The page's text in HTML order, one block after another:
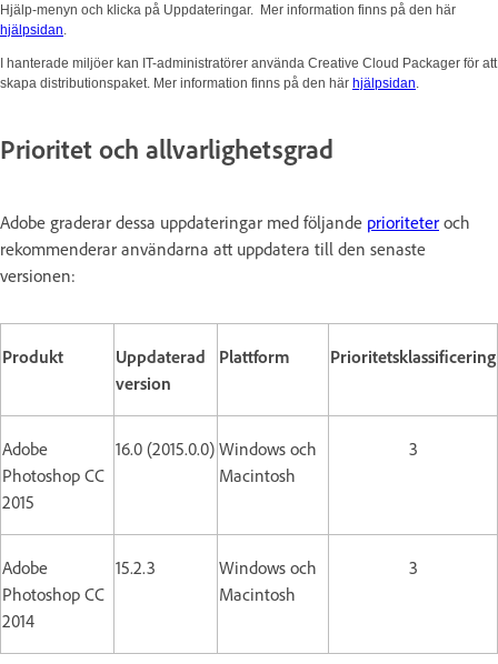
Hjälp-menyn och klicka på Uppdateringar. Mer information finns på den här
hjälpsidan.
I hanterade miljöer kan IT-administratörer använda Creative Cloud Packager för att
skapa distributionspaket. Mer information finns på den här hjälpsidan.
Prioritet och allvarlighetsgrad
Adobe graderar dessa uppdateringar med följande prioriteter och
rekommenderar användarna att uppdatera till den senaste
versionen:
Produkt
Uppdaterad
version
Plattform Prioritetsklassificering
Adobe
Photoshop CC
2015
16.0 (2015.0.0) Windows och
Macintosh
3
Adobe
Photoshop CC
2014
15.2.3
Windows och
Macintosh
3